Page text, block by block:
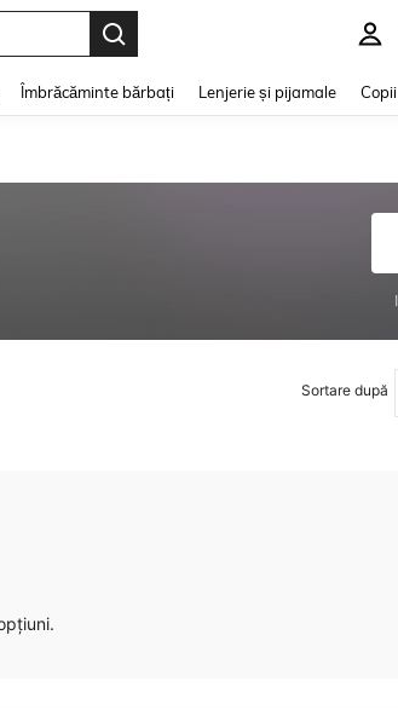
Îmbrăcăminte bărbați Lenjerie și pijamale Copii
Sortare după